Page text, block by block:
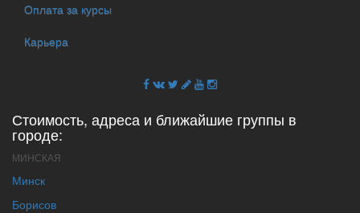
Оплата за курсы
Карьера
Стоимость, адреса и ближайшие группы в
городе:
МИНСКАЯ
Минск
Борисов